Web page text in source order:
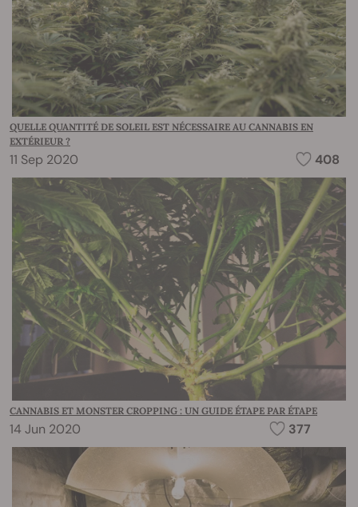
QUELLE QUANTITÉ DE SOLEIL EST NÉCESSAIRE AU CANNABIS EN
EXTÉRIEUR ?
11 Sep 2020 408
CANNABIS ET MONSTER CROPPING : UN GUIDE ÉTAPE PAR ÉTAPE
14 Jun 2020 377